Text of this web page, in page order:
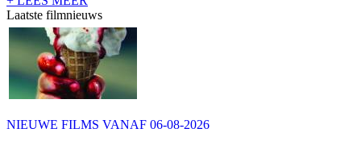
Laatste filmnieuws
NIEUWE FILMS VANAF 06-08-2026